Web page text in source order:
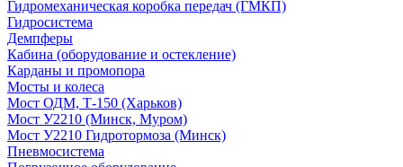
Гидромеханическая коробка передач (ГМКП)
Гидросистема
Демпферы
Кабина (оборудование и остекление)
Карданы и промопора
Мосты и колеса
Мост ОДМ, Т-150 (Харьков)
Мост У2210 (Минск, Муром)
Мост У2210 Гидротормоза (Минск)
Пневмосистема